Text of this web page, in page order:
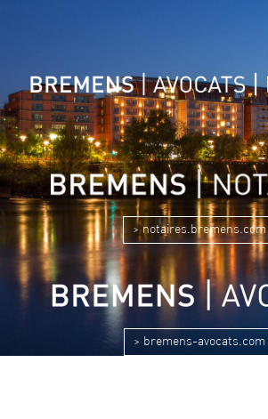
> notaires.bremens.com
> bremens-avocats.com